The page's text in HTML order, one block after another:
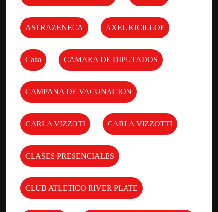
ASTRAZENECA AXEL KICILLOF
Caba CAMARA DE DIPUTADOS
CAMPAÑA DE VACUNACION
CARLA VIZZOTI CARLA VIZZOTTI
CLASES PRESENCIALES
CLUB ATLETICO RIVER PLATE